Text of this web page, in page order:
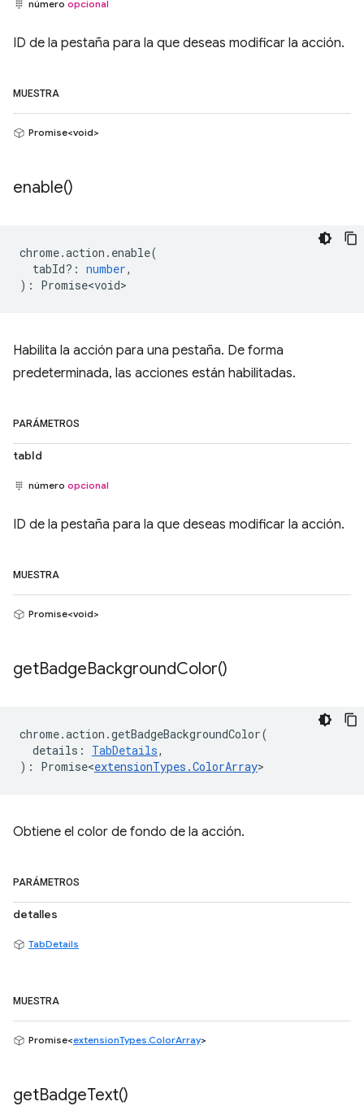
número opcional
ID de la pestaña para la que deseas modificar la acción.
MUESTRA
Promise<void>
enable()
chrome.action . enable(
tabId? : number,
) : Promise<void>
Habilita la acción para una pestaña. De forma
predeterminada, las acciones están habilitadas.
PARÁMETROS
tabId
número opcional
ID de la pestaña para la que deseas modificar la acción.
MUESTRA
Promise<void>
getBadgeBackgroundColor()
chrome.action .getBadgeBackgroundColor(
details : TabDetails,
) : Promise<extensionTypes .ColorArray>
Obtiene el color de fondo de la acción.
PARÁMETROS
detalles
TabDetails
MUESTRA
Promise<extensionTypes.ColorArray>
getBadgeText()